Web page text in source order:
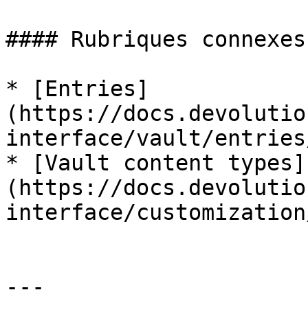
#### Rubriques connexes
* [Entries]
(https://
interface/vault/
* [Vault content types]
(https://
interface/
---